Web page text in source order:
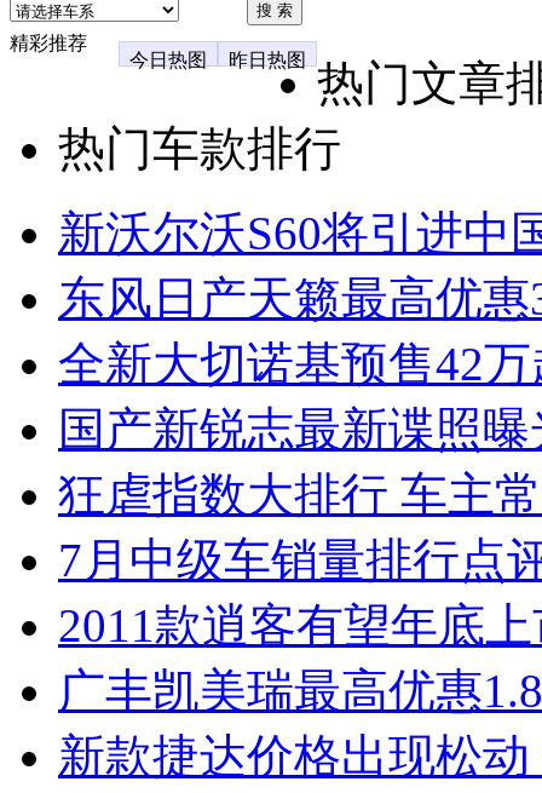
精彩推荐
今日热图
昨日热图
热门文章
热门车款排行
新沃尔沃S60将引进中
东风日产天籁最高优
全新大切诺基预售42
国产新锐志最新谍照
狂虐指数大排行 车主
7月中级车销量排行点
2011款逍客有望年底
广丰凯美瑞最高优惠
新款捷达价格出现松